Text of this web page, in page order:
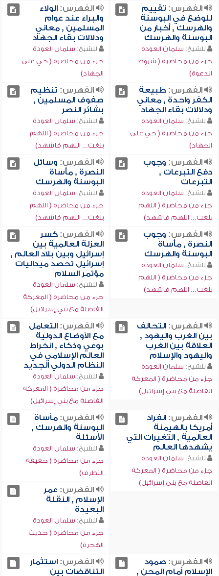
الفهرس: تقييم
للوضع في البوسنة
والهرسك , أخبار من
البوسنة والهرسك
للشيخ: سلمان العودة
جزء من محاضرة ( شروط
الدعوة)
الفهرس:الولاء
والبراء عند عوام
المسلمين , معاني
ودلالات بقاء الجهاد
للشيخ: سلمان العودة
جزء من محاضرة ( حي على
الجهاد)
الفهرس: طبيعة
الكفر واحدة , معاني
ودلالات بقاء الجهاد
للشيخ: سلمان العودة
جزء من محاضرة ( حي على
الجهاد)
الفهرس: تنظيم
صفوف المسلمين ,
بشائر النصر
للشيخ: سلمان العودة
جزء من محاضرة ( اللهم
بلغت... اللهم فاشهد)
الفهرس: وجوب
دفع التبرعات ,
التبرعات
للشيخ: سلمان العودة
جزء من محاضرة ( اللهم
بلغت... اللهم فاشهد)
الفهرس: وسائل
النصرة , مأساة
البوسنة والهرسك
للشيخ: سلمان العودة
جزء من محاضرة ( اللهم
بلغت... اللهم فاشهد)
الفهرس: وجوب
النصرة , مأساة
البوسنة والهرسك
للشيخ: سلمان العودة
جزء من محاضرة ( اللهم
بلغت... اللهم فاشهد)
الفهرس:كسر
العزلة العالمية بين
إسرائيل وبين بلاد العالم ,
إسرائيل تحصد ميداليات
مؤتمر السلام
للشيخ: سلمان العودة
جزء من محاضرة ( المعركة
الفاصلة مع بني إسرائيل)
الفهرس:التحالف
بين الغرب واليهود ,
العلاقة بين الغرب
واليهود والإسلام
للشيخ: سلمان العودة
جزء من محاضرة ( المعركة
الفاصلة مع بني إسرائيل)
الفهرس:التعامل
مع الأوضاع الدولية
بوعي وذكاء , انخراط
العالم الإسلامي في
النظام الدولي الجديد
للشيخ: سلمان العودة
جزء من محاضرة ( المعركة
الفاصلة مع بني إسرائيل)
الفهرس:انفراد
أمريكا بالهيمنة
العالمية , التغيرات التي
يشهدها العالم
للشيخ: سلمان العودة
جزء من محاضرة ( المعركة
الفاصلة مع بني إسرائيل)
الفهرس:مأساة
البوسنة والهرسك ,
الأسئلة
للشيخ: سلمان العودة
جزء من محاضرة ( حقيقة
التطرف)
الفهرس: عمر
الإسلام , النقلة
البعيدة
للشيخ: سلمان العودة
جزء من محاضرة ( حديث
الهجرة)
الفهرس: صمود
الإسلام أمام المحن ,
الفهرس:استثمار
التناقضات بين